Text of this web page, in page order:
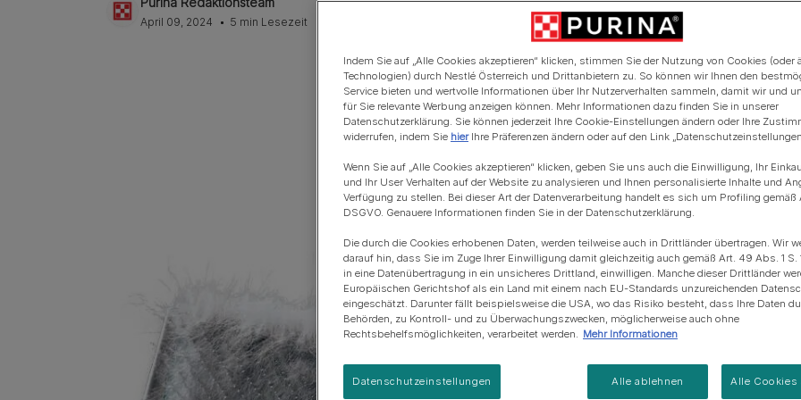
Rassengruppen
Anschaffung eines Hundes
Anschaffung einer Katze
Alle
Alle
Blue Horizons & PURINA -
Regeneration von
Meereslebensräumem
April 09, 2024 5 min Lesezeit
Indem Sie auf „Alle Cookies akzeptieren“ klicken, stimmen Sie der Nutzung von Cookies (oder
Technologien) durch Nestlé Österreich und Drittanbietern zu. So können wir Ihnen den
Service bieten und wertvolle Informationen über Ihr Nutzerverhalten sammeln, damit wir und
für Sie relevante Werbung anzeigen können. Mehr Informationen dazu finden Sie in unserer
Datenschutzerklärung. Sie können jederzeit Ihre Cookie-Einstellungen ändern oder Ihre
widerrufen, indem Sie hierIhre Präferenzen ändern oder auf den Link
Wenn Sie auf „Alle Cookies akzeptieren“ klicken, geben Sie uns auch die Einwilligung, Ihr
und Ihr User Verhalten auf der Website zu analysieren und Ihnen personalisierte Inhalte und
Verfügung zu stellen. Bei dieser Art der Datenverarbeitung handelt es sich um Profiling gemäß
DSGVO. Genauere Informationen finden Sie in der Datenschutzerklärung.
Die durch die Cookies erhobenen Daten, werden teilweise auch in Drittländer übertragen. Wir
darauf hin, dass Sie im Zuge Ihrer Einwilligung damit gleichzeitig auch gemäß Art. 49 Abs. 1 S.
in eine Datenübertragung in ein unsicheres Drittland, einwilligen. Manche dieser Drittländer
Europäischen Gerichtshof als ein Land mit einem nach EU-Standards unzureichenden
eingeschätzt. Darunter fällt beispielsweise die USA, wo das Risiko besteht, dass Ihre Daten
Behörden, zu Kontroll- und zu Überwachungszwecken, möglicherweise auch ohne
Rechtsbehelfsmöglichkeiten, verarbeitet werden. Mehr Informationen
Datenschutzeinstellungen Alle ablehnen Alle Cookies